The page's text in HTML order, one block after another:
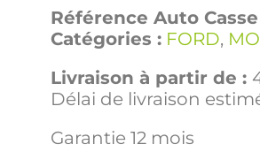
Référence Auto Casse
Catégories : FORD,
Livraison à partir de :
Délai de livraison
Garantie 12 mois